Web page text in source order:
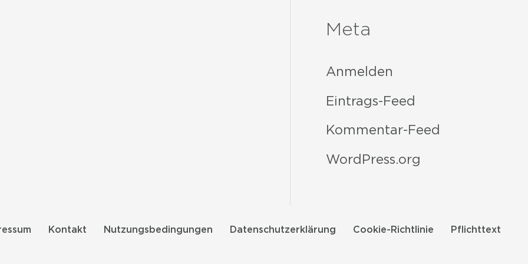
Meta
Anmelden
Eintrags-Feed
Kommentar-Feed
WordPress.org
Kontakt Nutzungsbedingungen Datenschutzerklärung Cookie-Richtlinie Pflichttext